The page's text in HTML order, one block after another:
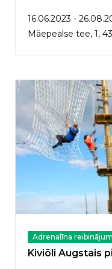
16.06.2023 -
Mäepealse tee, 1,
Adrenalīna
Kiviõli Augstais